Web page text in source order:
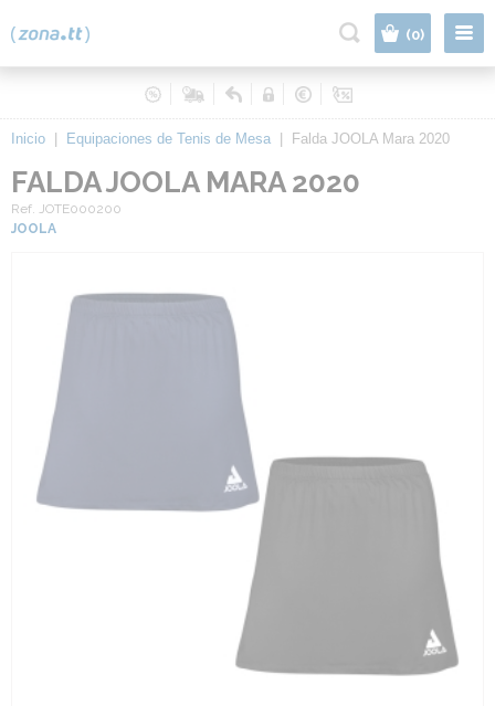
(0)
Inicio Equipaciones de Tenis de Mesa Falda JOOLA Mara 2020
FALDA JOOLA MARA 2020
Ref. JOTE000200
JOOLA